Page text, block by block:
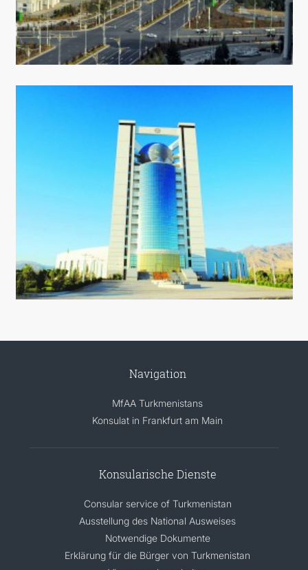
Navigation
MfAA Turkmenistans
Konsulat in Frankfurt am Main
Konsularische Dienste
Consular service of Turkmenistan
Ausstellung des National Ausweises
Notwendige Dokumente
Erklärung für die Bürger von Turkmenistan